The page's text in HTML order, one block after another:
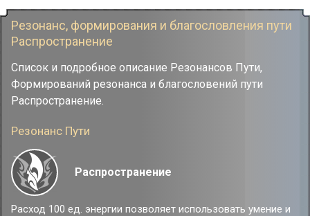
Резонанс, формирования и благословления пути
Распространение
Список и подробное описание Резонансов Пути,
Формирований резонанса и благословений пути
Распространение.
Резонанс Пути
Распространение
Расход 100 ед. энергии позволяет использовать умение и